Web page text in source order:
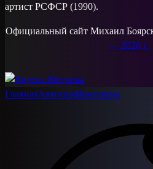
артист РСФСР (1990).
Официальный сайт Михаил
— 2026 г.
ГлавнаяАвтографКонтакты